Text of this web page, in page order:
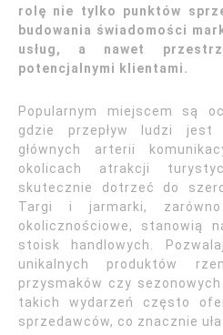
rolę nie tylko punktów
budowania świadomości
usług, a nawet
potencjalnymi klientami.
Popularnym miejscem są
gdzie przepływ ludzi jest
głównych arterii
okolicach atrakcji
skutecznie dotrzeć do
Targi i jarmarki,
okolicznościowe, stanowią
stoisk handlowych.
unikalnych produktów
przysmaków czy
takich wydarzeń często
sprzedawców, co znacznie